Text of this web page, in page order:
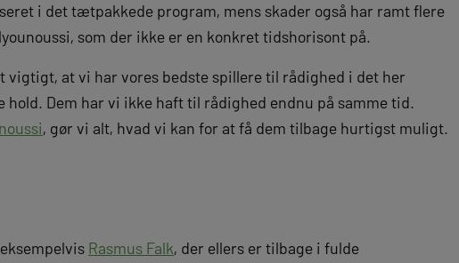
i det tætpakkede program, mens skader også har ramt flere
som der ikke er en konkret tidshorisont på.
vigtigt, at vi har vores bedste spillere til rådighed i det her
hold. Dem har vi ikke haft til rådighed endnu på samme tid.
, gør vi alt, hvad vi kan for at få dem tilbage hurtigst muligt.
Rasmus Falk, der ellers er tilbage i fulde